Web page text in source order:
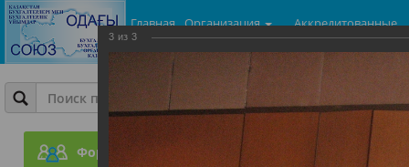
Главная Организация
Аккредитованные
центры
Форум
Фотогалерея
Всемирный Конгресс
3 из 3